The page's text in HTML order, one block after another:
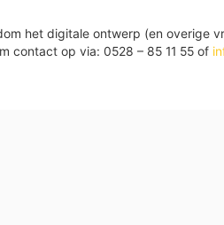
het digitale ontwerp (en overige
contact op via: 0528 – 85 11 55 of